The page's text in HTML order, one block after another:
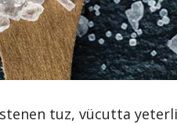
tuz, vücutta